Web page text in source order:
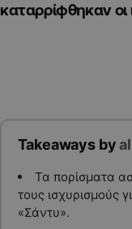
καταρρίφθηκαν οι
Takeaways by
Τα πορίσματα
τους ισχυρισμούς
«Σάντυ».